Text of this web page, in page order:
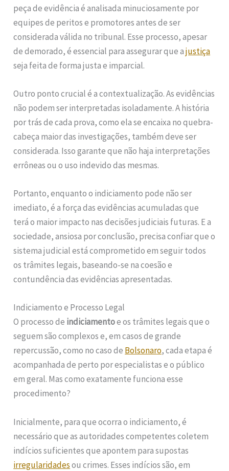
peça de evidência é analisada minuciosamente por
equipes de peritos e promotores antes de ser
considerada válida no tribunal. Esse processo, apesar
de demorado, é essencial para assegurar que ajustiça
seja feita de forma justa e imparcial.
Outro ponto crucial é a contextualização. As evidências
não podem ser interpretadas isoladamente. A história
por trás de cada prova, como ela se encaixa no quebra-
cabeça maior das investigações, também deve ser
considerada. Isso garante que não haja interpretações
errôneas ou o uso indevido das mesmas.
Portanto, enquanto o indiciamento pode não ser
imediato, é a força das evidências acumuladas que
terá o maior impacto nas decisões judiciais futuras. E a
sociedade, ansiosa por conclusão, precisa confiar que o
sistema judicial está comprometido em seguir todos
os trâmites legais, baseando-se na coesão e
contundência das evidências apresentadas.
Indiciamento e Processo Legal
O processo de indiciamentoe os trâmites legais que o
seguem são complexos e, em casos de grande
repercussão, como no caso de Bolsonaro, cada etapa é
acompanhada de perto por especialistas e o público
em geral. Mas como exatamente funciona esse
procedimento?
Inicialmente, para que ocorra o indiciamento, é
necessário que as autoridades competentes coletem
indícios suficientes que apontem para supostas
irregularidadesou crimes. Esses indícios são, em